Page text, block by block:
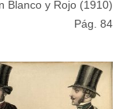
Blanco y Rojo (1910)
Pág. 84